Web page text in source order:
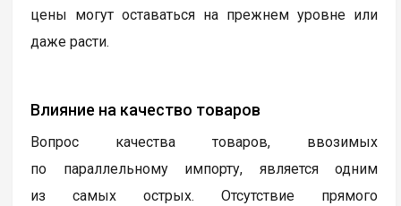
цены могут оставаться на прежнем уровне или
даже расти.
Влияние на качество товаров
Вопрос качества товаров, ввозимых
по параллельному импорту, является одним
из самых острых. Отсутствие прямого